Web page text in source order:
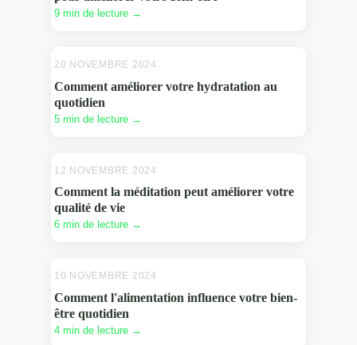
9 min de lecture →
BIEN ÊTRE
20 NOVEMBRE 2024
Comment améliorer votre hydratation au
quotidien
5 min de lecture →
BIEN ÊTRE
12 NOVEMBRE 2024
Comment la méditation peut améliorer votre
qualité de vie
6 min de lecture →
BIEN ÊTRE
10 NOVEMBRE 2024
Comment l'alimentation influence votre bien-
être quotidien
4 min de lecture →